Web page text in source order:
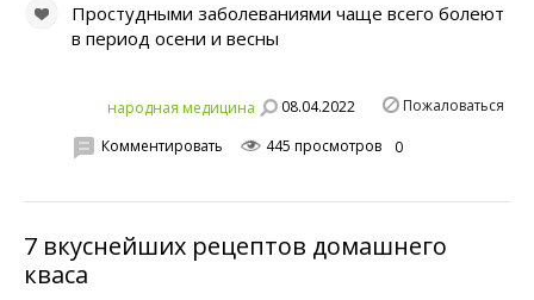
Простудными заболеваниями чаще всего болеют
в период осени и весны
народная медицина 08.04.2022 Пожаловаться
Комментировать 445 просмотров 0
7 вкуснейших рецептов домашнего
кваса